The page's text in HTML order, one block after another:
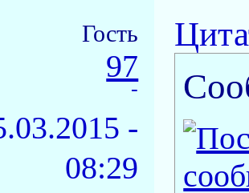
Гость
97
-
-
08:29